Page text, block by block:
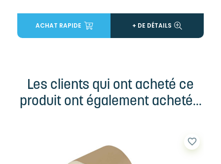
ACHAT RAPIDE + DE DÉTAILS
Les clients qui ont acheté ce
produit ont également acheté...
favorite_border